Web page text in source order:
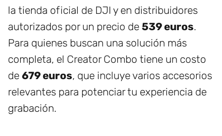
la tienda oficial de DJI y en distribuidores
autorizados por un precio de 539 euros.
Para quienes buscan una solución más
completa, el Creator Combo tiene un costo
de 679 euros, que incluye varios accesorios
relevantes para potenciar tu experiencia de
grabación.